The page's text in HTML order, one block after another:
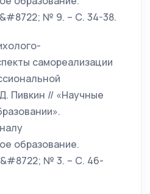
№ 9. – С. 34-38.
самореализации
Пивкин // «Научные
образование.
№ 3. – С. 46-